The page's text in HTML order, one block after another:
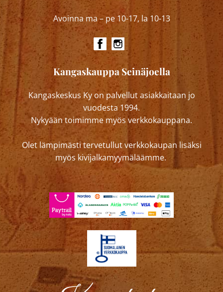
Avoinna ma – pe 10-17, la 10-13
Kangaskauppa Seinäjoella
Kangaskeskus Ky on palvellut asiakkaitaan jo
vuodesta 1994.
Nykyään toimimme myös verkkokauppana.
Olet lämpimästi tervetullut verkkokaupan lisäksi
myös kivijalkamyymäläämme.